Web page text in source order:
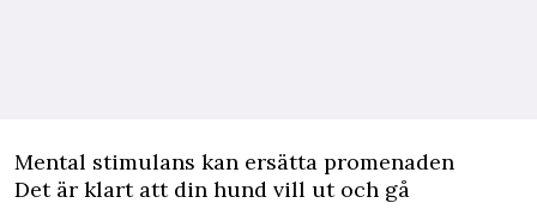
Mental stimulans kan ersätta promenaden
Det är klart att din hund vill ut och gå